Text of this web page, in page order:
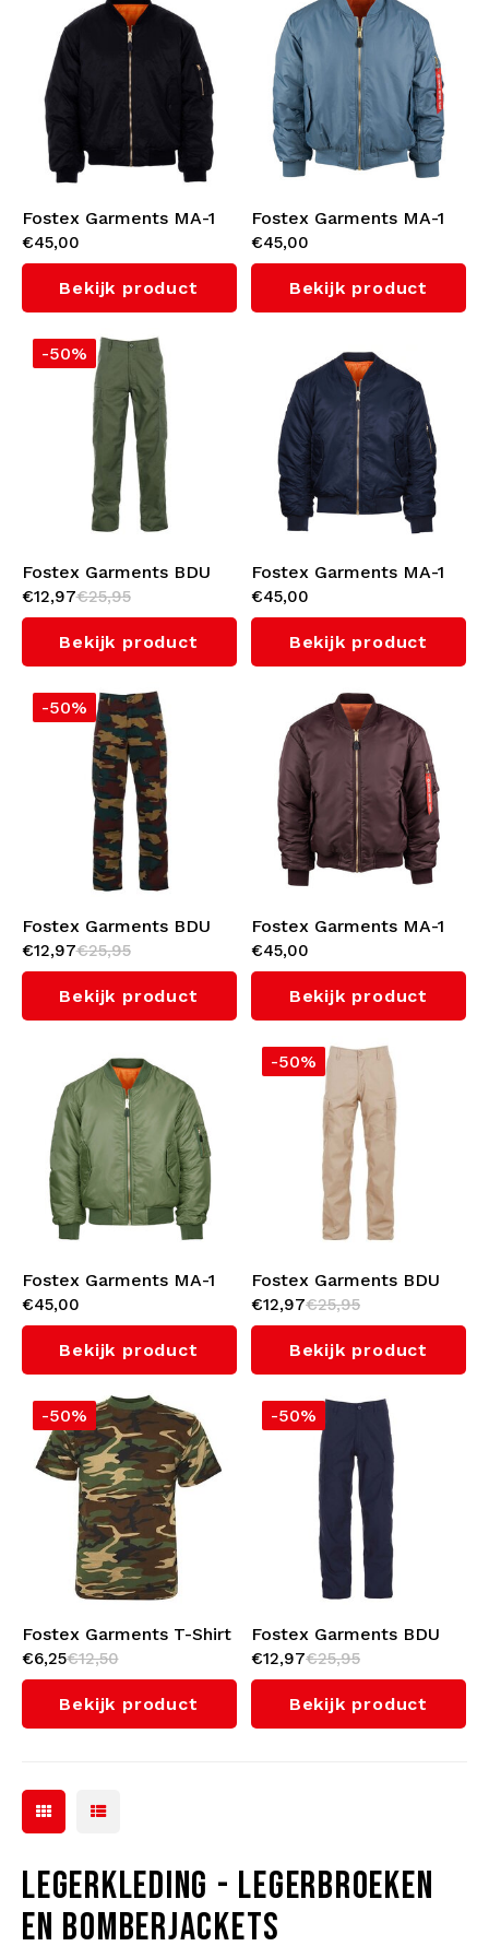
Bomberjacks
Sweaters & Hoodies
Polo's
Dames
Legerkleding
Ondergoed
Zwemkleding
Zonnebrillen
Rugtassen
Sieraden
Aanstekers
Sleutelhangers
Mutsen
Fostex Garments MA-1
Bomber Jack (Black)
€45,00
Bekijk product
Fostex Garments MA-1
Bomberjack (Vintage
Denim)
€45,00
Bekijk product
-50%
Fostex Garments BDU
Broek (Green)
€12,97€25,95
Bekijk product
Fostex Garments MA-1
Bomber Jack (Blue)
€45,00
Bekijk product
-50%
Fostex Garments BDU
Broek (Belgian Camo)
€12,97€25,95
Bekijk product
Fostex Garments MA-1
Bomberjack (Bordeaux)
€45,00
Bekijk product
Fostex Garments MA-1
Bomber Jack (Green)
€45,00
Bekijk product
-50%
Fostex Garments BDU
Broek (Khaki)
€12,97€25,95
Bekijk product
-50%
Fostex Garments T-Shirt
Fostee Camo
(Woodland)
€6,25€12,50
Bekijk product
-50%
Fostex Garments BDU
Broek (Navy)
€12,97€25,95
Bekijk product
LEGERKLEDING - LEGERBROEKEN
EN BOMBERJACKETS